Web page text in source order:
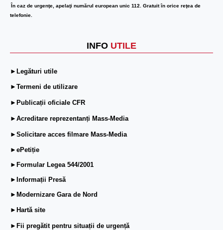
În caz de urgenţe, apelaţi numărul european unic 112. Gratuit în orice reţea de
telefonie.
INFO UTILE
►Legături utile
►Termeni de utilizare
►Publicații oficiale CFR
►Acreditare reprezentanți Mass-Media
►Solicitare acces filmare Mass-Media
►ePetiție
►Formular Legea 544/2001
►Informații Presă
►Modernizare Gara de Nord
►Hartă site
►Fii pregătit pentru situații de urgență